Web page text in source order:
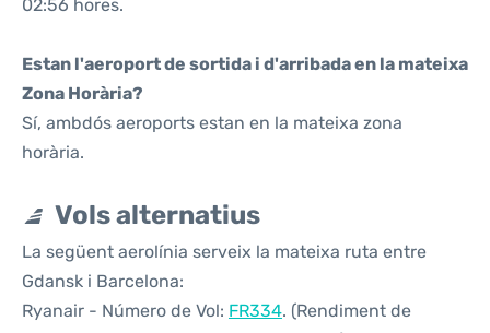
02:56 hores.
Estan l'aeroport de sortida i d'arribada en la mateixa
Zona Horària?
Sí, ambdós aeroports estan en la mateixa zona
horària.
Vols alternatius
La següent aerolínia serveix la mateixa ruta entre
Gdansk i Barcelona:
Ryanair - Número de Vol: FR334. (Rendiment de